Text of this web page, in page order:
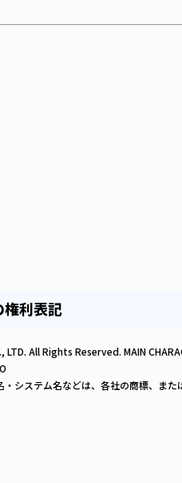
権利表記
All Rights Reserved. MAIN
・システム名などは、各社の商標、また